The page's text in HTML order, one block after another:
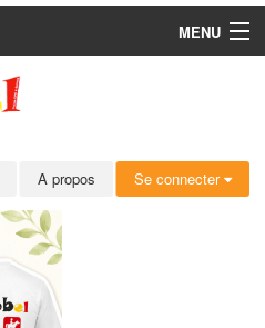
MENU
A propos Se connecter